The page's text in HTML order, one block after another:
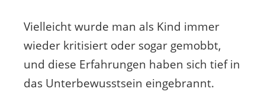
Vielleicht wurde man als Kind immer
wieder kritisiert oder sogar gemobbt,
und diese Erfahrungen haben sich tief in
das Unterbewusstsein eingebrannt.